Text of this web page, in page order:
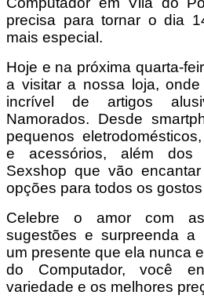
precisa para tornar o dia
mais especial.
Hoje e na próxima quarta-
a visitar a nossa loja,
incrível de artigos
Namorados. Desde
pequenos
e acessórios, além dos
Sexshop que vão
opções para todos os
Celebre o amor com
sugestões e surpreenda a
um presente que ela nunca
do Computador, você
variedade e os melhores